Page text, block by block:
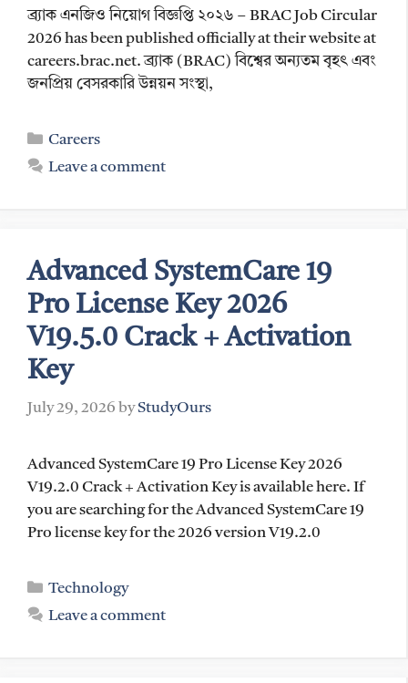
ব্র্যাক এনজিও নিয়োগ বিজ্ঞপ্তি ২০২৬ – BRAC Job Circular
2026 has been published officially at their website at
careers.brac.net. ব্র্যাক (BRAC) বিশ্বের অন্যতম বৃহৎ এবং
জনপ্রিয় বেসরকারি উন্নয়ন সংস্থা,
Categories
Careers
Leave a comment
Advanced SystemCare 19
Pro License Key 2026
V19.5.0 Crack + Activation
Key
July 29, 2026 byStudyOurs
Advanced SystemCare 19 Pro License Key 2026
V19.2.0 Crack + Activation Key is available here. If
you are searching for the Advanced SystemCare 19
Pro license key for the 2026 version V19.2.0
Categories
Technology
Leave a comment